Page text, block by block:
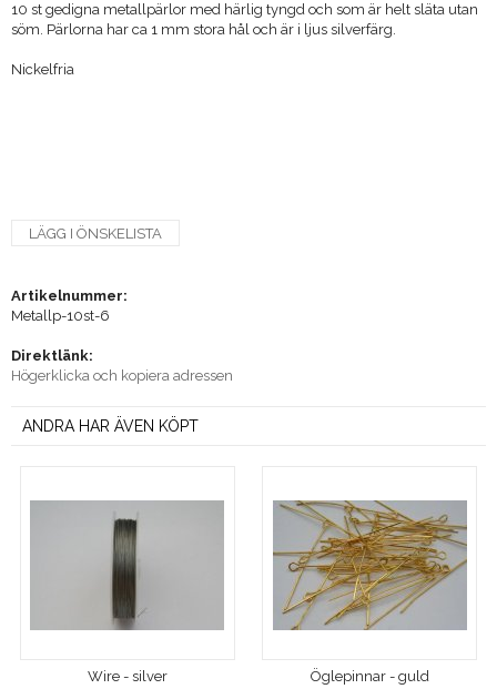
10 st gedigna metallpärlor med härlig tyngd och som är helt släta utan
söm. Pärlorna har ca 1 mm stora hål och är i ljus silverfärg.
Nickelfria
LÄGG I ÖNSKELISTA
Artikelnummer:
Metallp-10st-6
Direktlänk:
Högerklicka och kopiera adressen
ANDRA HAR ÄVEN KÖPT
Wire - silver Öglepinnar - guld